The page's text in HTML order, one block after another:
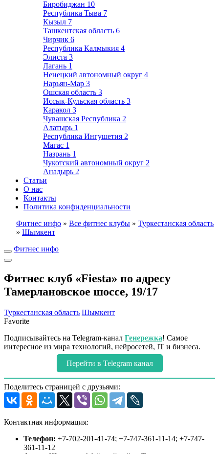
Биробиджан 10
Республика Тыва 7
Кызыл 7
Ташкентская область 6
Чирчик 6
Республика Калмыкия 4
Элиста 3
Лагань 1
Ненецкий автономный округ 4
Нарьян-Мар 3
Ошская область 3
Иссык-Кульская область 3
Каракол 3
Чувашская Республика 2
Алатырь 1
Республика Ингушетия 2
Магас 1
Назрань 1
Чукотский автономный округ 2
Анадырь 2
Статьи
О нас
Контакты
Политика конфиденциальности
Фитнес инфо » Все фитнес клубы » Туркестанская область
» Шымкент
Фитнес инфо
Фитнес клуб «Fiesta» по адресу
Тамерлановское шоссе, 19/17
Туркестанская область Шымкент
Favorite
Подписывайтесь на Telegram-канал Генережка! Самое
интересное из мира технологий, нейросетей, IT и бизнеса.
Перейти в Telegram канал
Поделитесь страницей с друзьями:
Контактная информация:
Телефон: +7-702-201-41-74; +7-747-361-11-14; +7-747-
361-11-12